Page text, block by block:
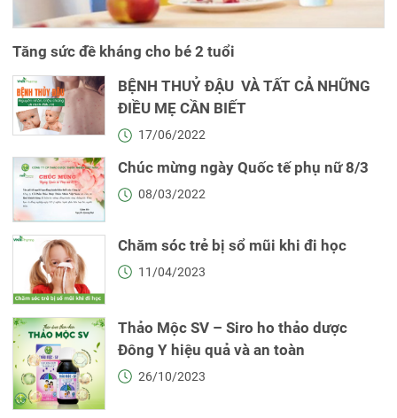
Tăng sức đề kháng cho bé 2 tuổi
BỆNH THUỶ ĐẬU VÀ TẤT CẢ NHỮNG
ĐIỀU MẸ CẦN BIẾT
17/06/2022
Chúc mừng ngày Quốc tế phụ nữ 8/3
08/03/2022
Chăm sóc trẻ bị sổ mũi khi đi học
11/04/2023
Thảo Mộc SV – Siro ho thảo dược
Đông Y hiệu quả và an toàn
26/10/2023